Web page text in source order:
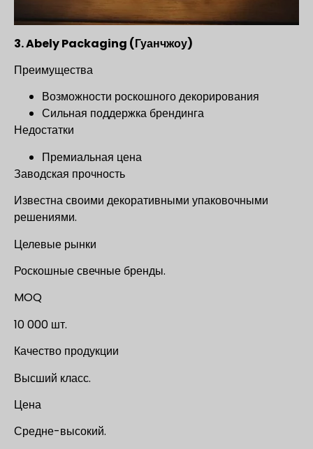
3. Abely Packaging (Гуанчжоу)
Преимущества
Возможности роскошного декорирования
Сильная поддержка брендинга
Недостатки
Премиальная цена
Заводская прочность
Известна своими декоративными упаковочными
решениями.
Целевые рынки
Роскошные свечные бренды.
MOQ
10 000 шт.
Качество продукции
Высший класс.
Цена
Средне-высокий.